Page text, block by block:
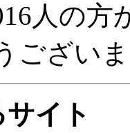
人の
ござい
イト